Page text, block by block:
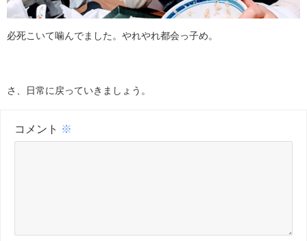
必死こいて噛んでました。やれやれ都会っ子め。
さ、日常に戻っていきましょう。
コメント ※